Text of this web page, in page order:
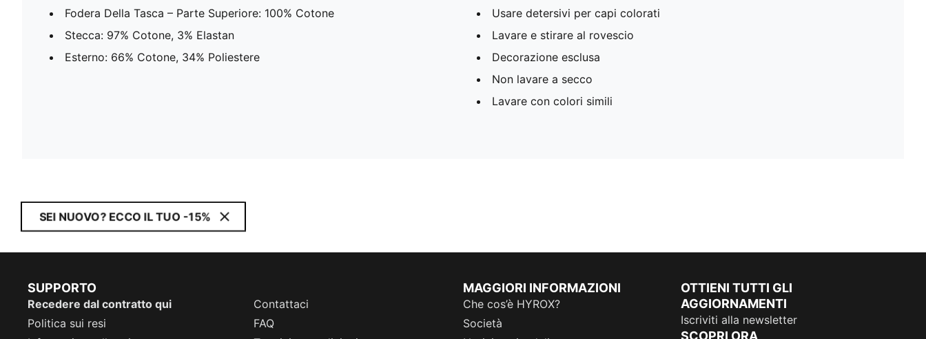
Fodera Della Tasca – Parte Superiore: 100% Cotone
Stecca: 97% Cotone, 3% Elastan
Esterno: 66% Cotone, 34% Poliestere
Usare detersivi per capi colorati
Lavare e stirare al rovescio
Decorazione esclusa
Non lavare a secco
Lavare con colori simili
SEI NUOVO? ECCO IL TUO -15%
SUPPORTO
Recedere dal contratto qui
Contattaci
Politica sui resi
FAQ
MAGGIORI INFORMAZIONI
Che cos’è HYROX?
Società
OTTIENI TUTTI GLI
AGGIORNAMENTI
Iscriviti alla newsletter
SCOPRI ORA